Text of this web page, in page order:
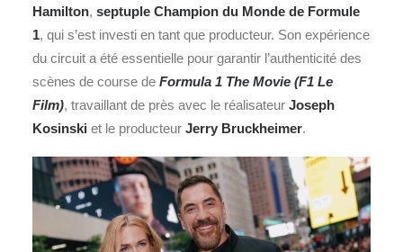
Hamilton, septuple Champion du Monde de Formule
1, qui s’est investi en tant que producteur. Son expérience
du circuit a été essentielle pour garantir l’authenticité des
scènes de course de Formula 1 The Movie (F1 Le
Film), travaillant de près avec le réalisateur Joseph
Kosinski et le producteur Jerry Bruckheimer.